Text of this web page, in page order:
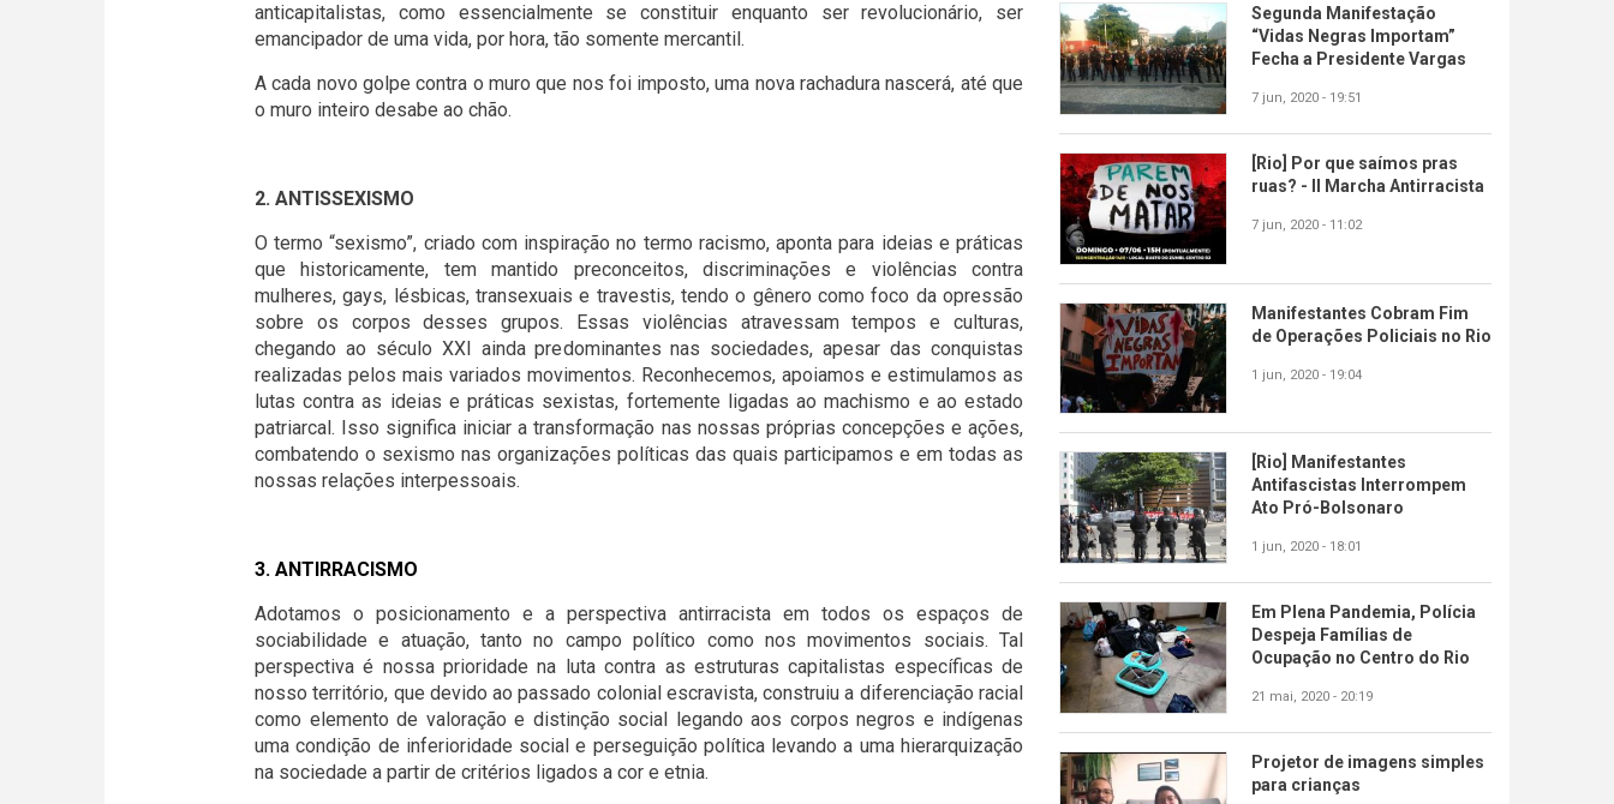
anticapitalistas, como essencialmente se constituir enquanto ser revolucionário, ser
emancipador de uma vida, por hora, tão somente mercantil.
A cada novo golpe contra o muro que nos foi imposto, uma nova rachadura nascerá, até que
o muro inteiro desabe ao chão.
2. ANTISSEXISMO
O termo “sexismo”, criado com inspiração no termo racismo, aponta para ideias e práticas
que historicamente, tem mantido preconceitos, discriminações e violências contra
mulheres, gays, lésbicas, transexuais e travestis, tendo o gênero como foco da opressão
sobre os corpos desses grupos. Essas violências atravessam tempos e culturas,
chegando ao século XXI ainda predominantes nas sociedades, apesar das conquistas
realizadas pelos mais variados movimentos. Reconhecemos, apoiamos e estimulamos as
lutas contra as ideias e práticas sexistas, fortemente ligadas ao machismo e ao estado
patriarcal. Isso significa iniciar a transformação nas nossas próprias concepções e ações,
combatendo o sexismo nas organizações políticas das quais participamos e em todas as
nossas relações interpessoais.
3. ANTIRRACISMO
Adotamos o posicionamento e a perspectiva antirracista em todos os espaços de
sociabilidade e atuação, tanto no campo político como nos movimentos sociais. Tal
perspectiva é nossa prioridade na luta contra as estruturas capitalistas específicas de
nosso território, que devido ao passado colonial escravista, construiu a diferenciação racial
como elemento de valoração e distinção social legando aos corpos negros e indígenas
uma condição de inferioridade social e perseguição política levando a uma hierarquização
na sociedade a partir de critérios ligados a cor e etnia.
Segunda Manifestação
“Vidas Negras Importam”
Fecha a Presidente Vargas
7 jun, 2020 - 19:51
[Rio] Por que saímos pras
ruas? - II Marcha Antirracista
7 jun, 2020 - 11:02
Manifestantes Cobram Fim
de Operações Policiais no Rio
1 jun, 2020 - 19:04
[Rio] Manifestantes
Antifascistas Interrompem
Ato Pró-Bolsonaro
1 jun, 2020 - 18:01
Em Plena Pandemia, Polícia
Despeja Famílias de
Ocupação no Centro do Rio
21 mai, 2020 - 20:19
Projetor de imagens simples
para crianças